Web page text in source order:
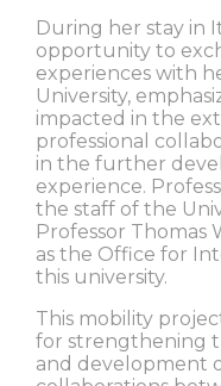
During her stay in
opportunity to
experiences with
University,
impacted in the
professional
in the further
experience.
the staff of the
Professor Thomas
as the Office for
this university.
This mobility
for strengthening
and development